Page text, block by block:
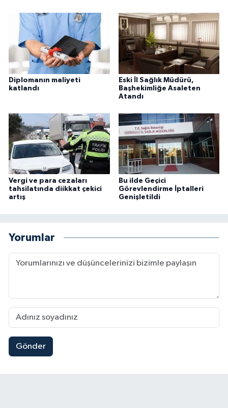
Diplomanın maliyeti
katlandı
Eski İl Sağlık Müdürü,
Başhekimliğe Asaleten
Atandı
Vergi ve para cezaları
tahsilatında diikkat çekici
artış
Bu ilde Geçici
Görevlendirme İptalleri
Genişletildi
Yorumlar
Gönder